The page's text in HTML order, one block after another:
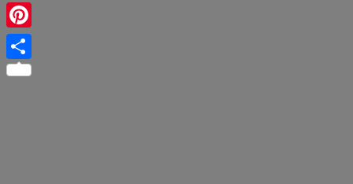
WhatsApp
Pinterest
Share